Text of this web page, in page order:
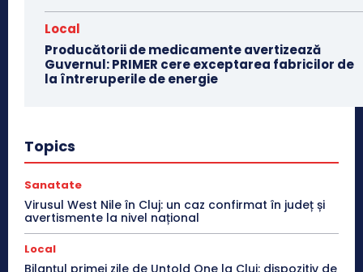
Local
Producătorii de medicamente avertizează
Guvernul: PRIMER cere exceptarea fabricilor de
la întreruperile de energie
Topics
Sanatate
Virusul West Nile în Cluj: un caz confirmat în județ și
avertismente la nivel național
Local